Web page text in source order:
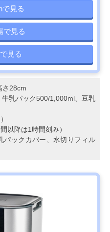
で見る
で見る
見る
さ28cm
牛乳パック500/1,000ml、豆乳
以降は1時間刻み）
パックカバー、水切りフィル